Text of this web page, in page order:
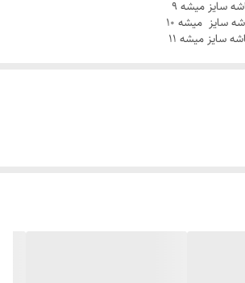
دستبند رو به راحتی با مچ دستت تنظیم کن و از